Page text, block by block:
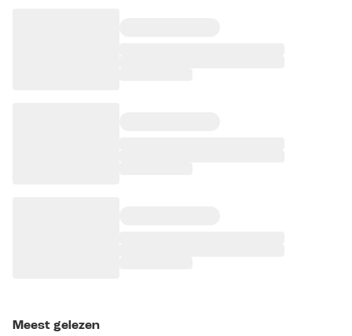
Meest gelezen